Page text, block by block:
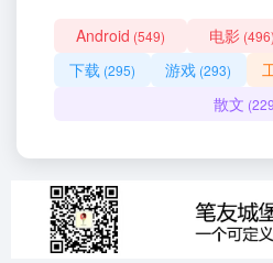
Android (549) 电影 (496)
下载 (295) 游戏 (293)
散文